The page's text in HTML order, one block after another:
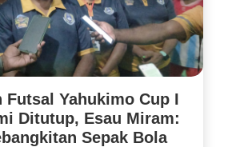
Futsal Yahukimo Cup I
Ditutup, Esau Miram:
Sepak Bola